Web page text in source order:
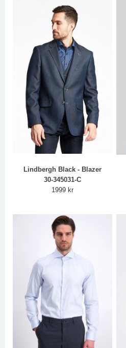
Lindbergh Black - Blazer
30-345031-C
1999 kr